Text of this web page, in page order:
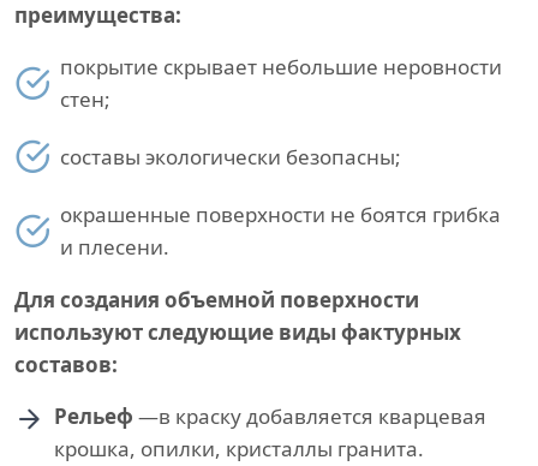
преимущества:
покрытие скрывает небольшие неровности
стен;
составы экологически безопасны;
окрашенные поверхности не боятся грибка
и плесени.
Для создания объемной поверхности
используют следующие виды фактурных
составов:
Рельеф —в краску добавляется кварцевая
крошка, опилки, кристаллы гранита.